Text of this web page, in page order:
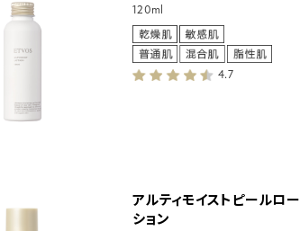
120ml
4.7
アルティモイストピールロー
ション